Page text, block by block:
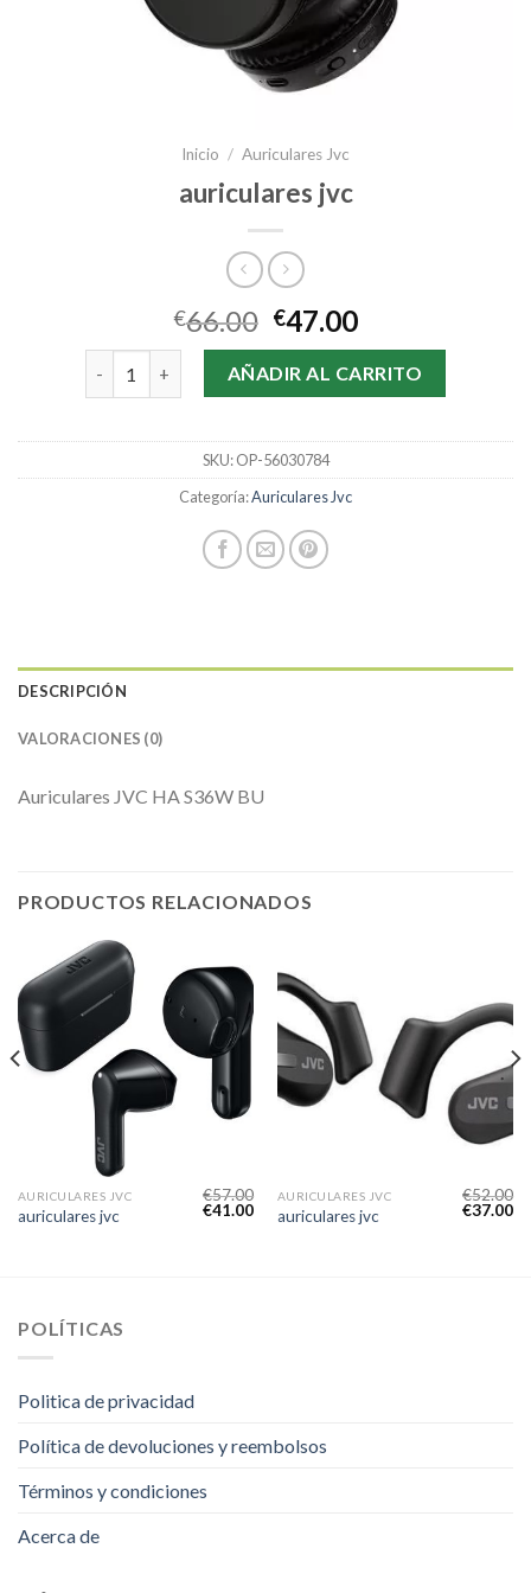
Inicio / Auriculares Jvc
auriculares jvc
€66.00 €47.00
auriculares jvc cantidadAÑADIR AL CARRITO
SKU:OP-56030784
Categoría:Auriculares Jvc
DESCRIPCIÓN
VALORACIONES (0)
Auriculares JVC HA S36W BU
PRODUCTOS RELACIONADOS
AURICULARES JVC
auriculares jvc
€57.00
€41.00
AURICULARES JVC
auriculares jvc
€52.00
€37.00
POLÍTICAS
Politica de privacidad
Política de devoluciones y reembolsos
Términos y condiciones
Acerca de